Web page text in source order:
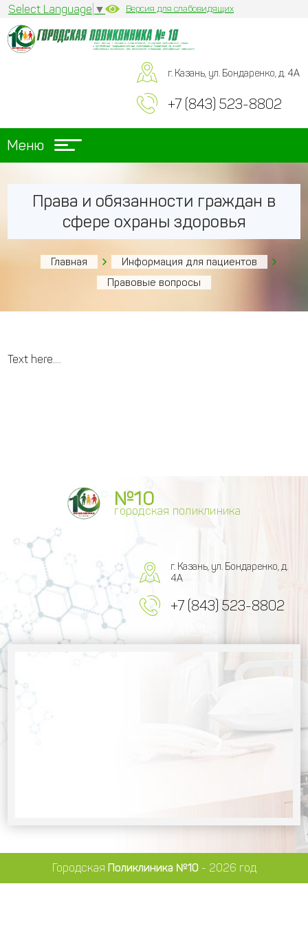
Select Language ▼ Версия для слабовидящих
г. Казань, ул. Бондаренко, д. 4А
+7 (843) 523-8802
Меню
Права и обязанности граждан в
сфере охраны здоровья
Главная
Информация для пациентов
Правовые вопросы
Text here....
№10
городская поликлиника
г. Казань, ул. Бондаренко, д.
4А
+7 (843) 523-8802
Городская Поликлиника №10 - 2026 год